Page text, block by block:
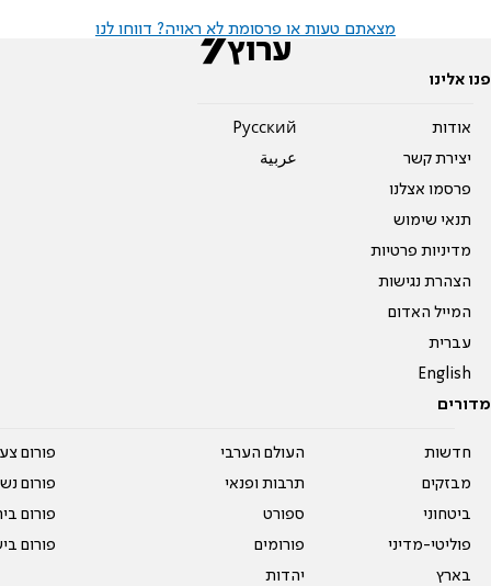
מצאתם טעות או פרסומת לא ראויה? דווחו לנו
פנו אלינו
אודות
יצירת קשר
פרסמו אצלנו
תנאי שימוש
מדיניות פרטיות
הצהרת נגישות
המייל האדום
עברית
English
Pусский
عربية
מדורים
חדשות
מבזקים
ביטחוני
פוליטי-מדיני
בארץ
העולם הערבי
תרבות ופנאי
ספורט
פורומים
יהדות
פורום
פורום
פורום
פורום